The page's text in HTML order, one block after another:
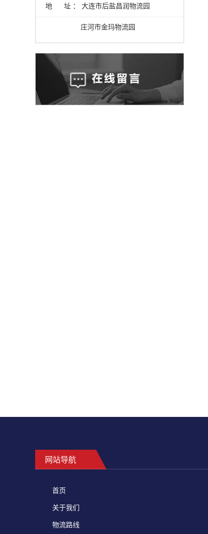
地 址 ： 大连市后盐昌润物流园
庄河市金玛物流园
网站导航
首页
关于我们
物流路线